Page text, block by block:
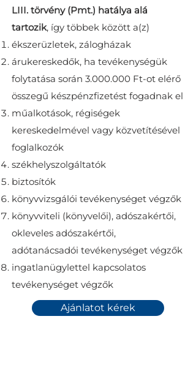
LIII. törvény (Pmt.) hatálya alá
tartozik, így többek között a(z)
ékszerüzletek, zálogházak
árukereskedők, ha tevékenységük
folytatása során 3.000.000 Ft-ot elérő
összegű készpénzfizetést fogadnak el
műalkotások, régiségek
kereskedelmével vagy közvetítésével
foglalkozók
székhelyszolgáltatók
biztosítók
könyvvizsgálói tevékenységet végzők
könyvviteli (könyvelői), adószakértői,
okleveles adószakértői,
adótanácsadói tevékenységet végzők
ingatlanügylettel kapcsolatos
tevékenységet végzők
Ajánlatot kérek